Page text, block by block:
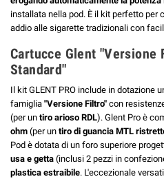
installata nella pod. È il kit perfetto per
addio alle sigarette tradizionali con
Cartucce Glent "Versione
Standard"
Il kit GLENT PRO include in dotazione
famiglia "Versione Filtro" con
(per un tiro arioso RDL). Glent Pro è
ohm (per un tiro di guancia MTL
Pod è dotata di un foro superiore
usa e getta (inclusi 2 pezzi in
plastica estraibile. L'eccezionale